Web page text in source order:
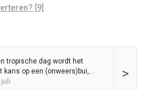
[9]
>
tropische dag wordt het
kans op een (onweers)bui,
blijft in het zadel
juli